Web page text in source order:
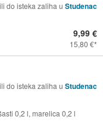
do isteka zaliha u Studenac
9,99 €
15,80 €
do isteka zaliha u Studenac
0,2 l, marelica 0,2 l